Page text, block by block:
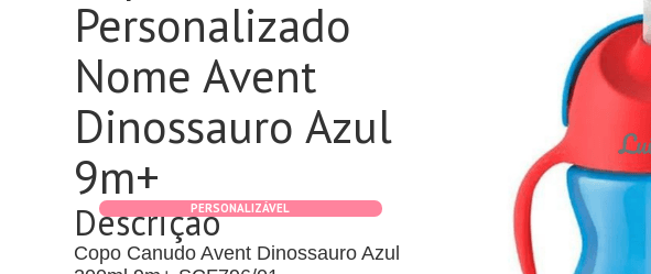
Personalizado
Nome Avent
Dinossauro Azul
9m+
PERSONALIZÁVEL
Descrição
Copo Canudo Avent Dinossauro Azul